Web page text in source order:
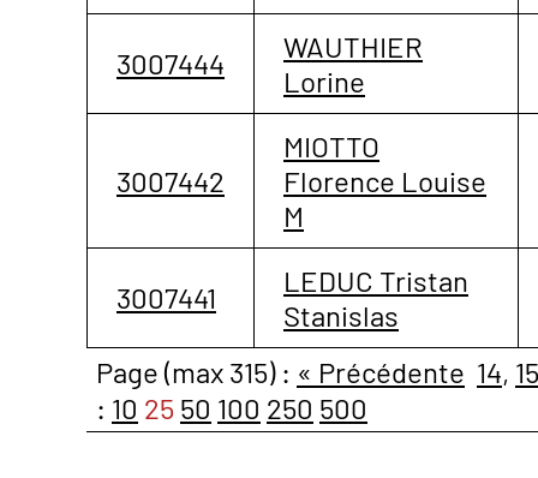
3007444
WAUTHIER
Lorine
3007442
MIOTTO
Florence Louise
M
3007441
LEDUC Tristan
Stanislas
Page (max 315) : « Précédente 14, 15
: 10 25 50 100 250 500